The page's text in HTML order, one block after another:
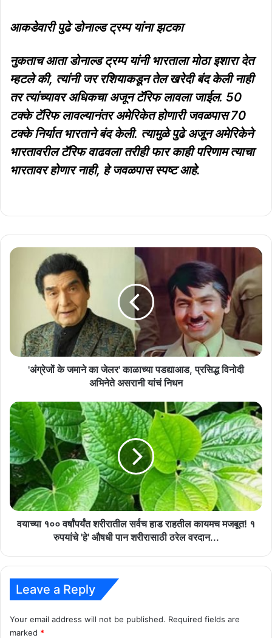
आकडेवारी पुढे डोनाल्ड ट्रम्प यांना झटका
नुकताच आता डोनाल्ड ट्रम्प यांनी भारताला मोठा इशारा देत
म्हटले की, त्यांनी जर रशियाकडून तेल खरेदी बंद केली नाही
तर त्यांच्यावर अधिकचा अजून टॅरिफ लावला जाईल. 50
टक्के टॅरिफ लावल्यानंतर अमेरिकेत होणारी जवळपास 70
टक्के निर्यात भारताने बंद केली. त्यामुळे पुढे अजून अमेरिकेने
भारतावरील टॅरिफ वाढवला तरीही फार काही परिणाम त्याचा
भारतावर होणार नाही, हे जवळपास स्पष्ट आहे.
'अंग्रेजों
पडद्याआड,
प्रसिद्ध
विनोदी
अभिनेते
निधन
'अंग्रेजों के जमाने का जेलर' काळाच्या पडद्याआड, प्रसिद्ध विनोदी
अभिनेते असरानी यांचं निधन
वयाच्या
१००
वर्षांपर्यंत
शरीरातील
सर्वच
हाड
राहतील
कायमच
मजबूत!
शरीरासाठी
ठरेल
वयाच्या १०० वर्षांपर्यंत शरीरातील सर्वच हाड राहतील कायमच मजबूत! १
रुपयांचे 'हे' औषधी पान शरीरासाठी ठरेल वरदान...
Leave a Reply
Your email address will not be published. Required fields are
marked *